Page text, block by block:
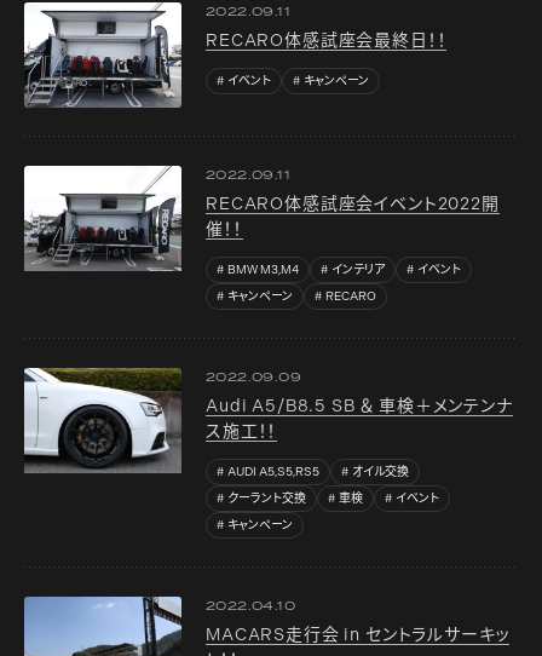
2022.09.11
RECARO体感試座会最終日！！
イベント キャンペーン
2022.09.11
RECARO体感試座会イベント2022開
催！！
BMW M3,M4 インテリア
イベント
キャンペーン
RECARO
2022.09.09
Audi A5/B8.5 SB ＆ 車検＋メンテンナ
ス施工！！
AUDI A5,S5,RS5
オイル交換
クーラント交換
車検
イベント
キャンペーン
2022.04.10
MACARS走行会 in セントラルサーキッ